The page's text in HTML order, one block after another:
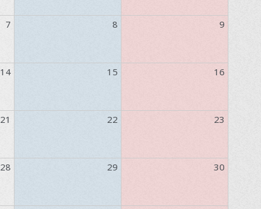
7 8 9
14 15 16
21 22 23
28 29 30